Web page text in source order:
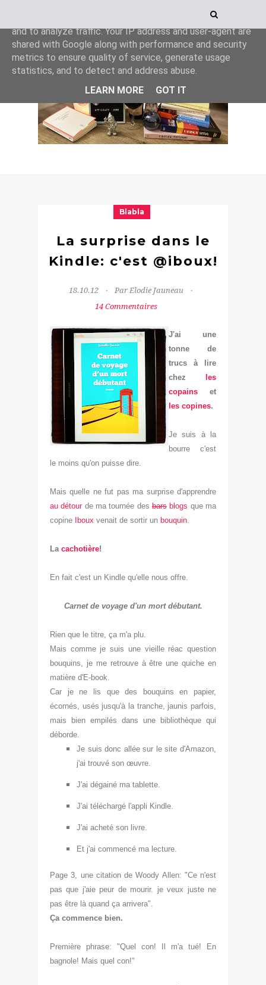
Blabla
La surprise dans le
Kindle: c'est @iboux!
18.10.12
Par Elodie Jauneau
14 Commentaires
J'ai une
tonne de
trucs à lire
chez
les
copains et
les copines.
Je suis à la
bourre c'est
le moins qu'on puisse dire.
Mais quelle ne fut pas ma surprise d'apprendre
au détourde ma tournée desbars blogs que ma
copine
Iboux venait de sortir un bouquin
La cachotière!
En fait c'est un Kindle qu'elle nous offre.
Carnet de voyage d'un mort débutant.
Rien que le titre, ça m'a plu.
Mais comme je suis une vieille réac question
bouquins, je me retrouve à être une quiche en
matière d'E-book.
Car je ne lis que des bouquins en papier,
écornés, usés jusqu'à la tranche, jaunis parfois,
mais bien empilés dans une bibliothèque qui
déborde.
Je suis donc allée sur le site d'Amazon,
j'ai trouvé son œuvre.
J'ai dégainé ma tablette.
J'ai téléchargé l'appli Kindle.
J'ai acheté son livre.
Et j'ai commencé ma lecture.
Page 3, une citation de Woody Allen: "Ce n'est
pas que j'aie peur de mourir. je veux juste ne
pas être là quand ça arrivera".
Ça commence bien.
Première phrase: "Quel con! Il m'a tué! En
bagnole! Mais quel con!"
This site uses cookies from Google to deliver its services
and to analyze traffic. Your IP address and user-agent are
shared with Google along with performance and security
metrics to ensure quality of service, generate usage
statistics, and to detect and address abuse.
LEARN MORE
GOT IT